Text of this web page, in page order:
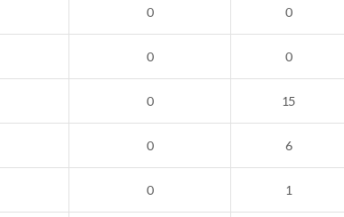
0 0
0 0
0 15
0 6
0 1